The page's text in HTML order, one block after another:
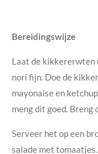
Bereidingswijze
Laat de kikkererwten
nori fijn. Doe de
mayonaise en
meng dit goed. Breng
Serveer het op een
salade met tomaatjes.